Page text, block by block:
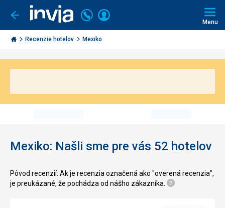
Ísť
späť
Invia.sk
Volajte
+421
2
3221
Prihlásiť
Menu
Recenzie hotelov Mexiko
Mexiko: Našli sme pre vás 52 hotelov
Pôvod recenzií: Ak je recenzia označená ako "overená recenzia",
je preukázané, že pochádza od nášho zákazníka.